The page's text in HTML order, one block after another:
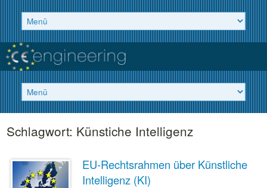
Schlagwort: Künstiche Intelligenz
EU-Rechtsrahmen über Künstliche
Intelligenz (KI)